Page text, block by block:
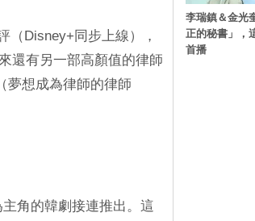
（Disney+同步上線），
還有另一部高顏值的律師
夢想成為律師的律師
角的韓劇接連推出。這
李瑞鎮＆金光
正的秘書」，
首播